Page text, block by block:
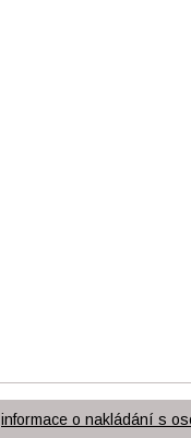
informace o nakládání s